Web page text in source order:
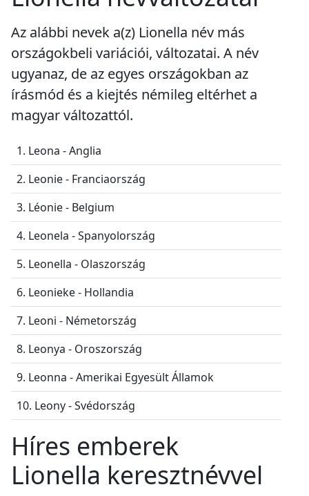
Az alábbi nevek a(z) Lionella név más
országokbeli variációi, változatai. A név
ugyanaz, de az egyes országokban az
írásmód és a kiejtés némileg eltérhet a
magyar változattól.
1. Leona - Anglia
2. Leonie - Franciaország
3. Léonie - Belgium
4. Leonela - Spanyolország
5. Leonella - Olaszország
6. Leonieke - Hollandia
7. Leoni - Németország
8. Leonya - Oroszország
9. Leonna - Amerikai Egyesült Államok
10. Leony - Svédország
Híres emberek
Lionella keresztnévvel